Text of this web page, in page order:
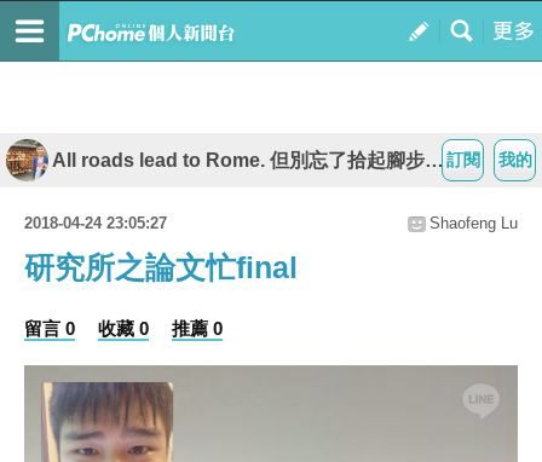
我的
訂閱
All roads lead to Rome. 但別忘了拾起腳步再繼續
2018-04-24 23:05:27 Shaofeng Lu
研究所之論文忙final
留言 0 收藏 0 推薦 0